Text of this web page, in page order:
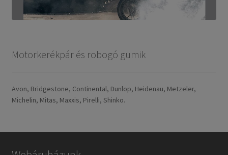
Motorkerékpár és robogó gumik
Avon, Bridgestone, Continental, Dunlop, Heidenau, Metzeler,
Michelin, Mitas, Maxxis, Pirelli, Shinko.